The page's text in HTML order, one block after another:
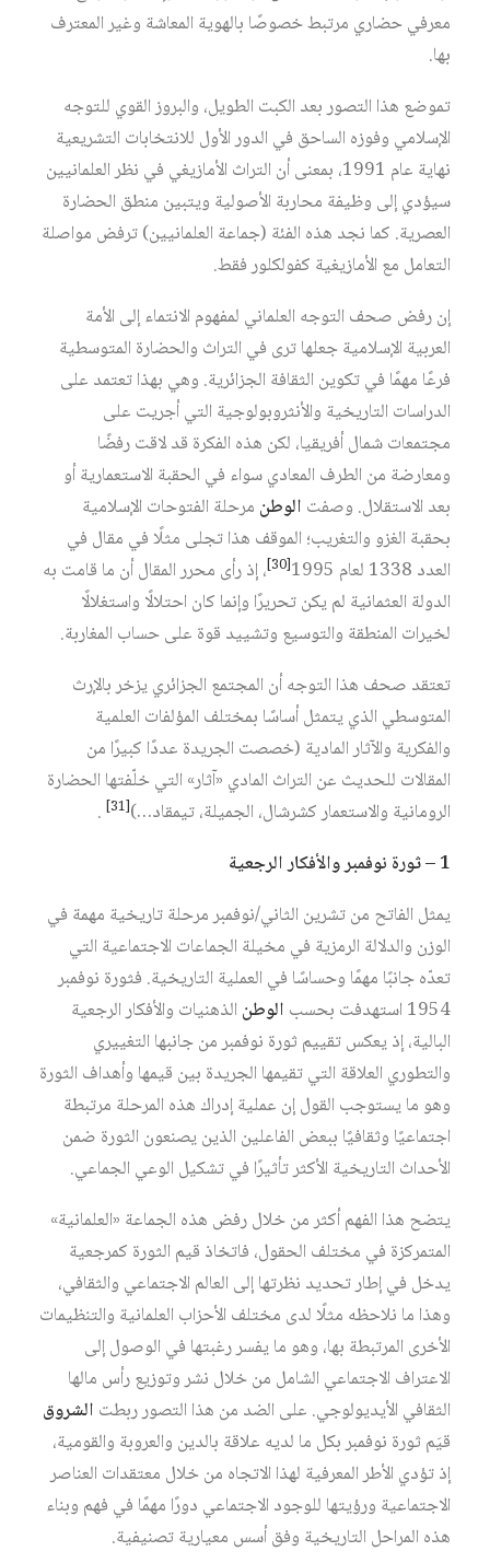
معرفي حضاري مرتبط خصوصًا بالهوية المعاشة وغير المعترف
بها.
تموضع هذا التصور بعد الكبت الطويل، والبروز القوي للتوجه
الإسلامي وفوزه الساحق في الدور الأول للانتخابات التشريعية
نهاية عام 1991، بمعنى أن التراث الأمازيغي في نظر العلمانيين
سيؤدي إلى وظيفة محاربة الأصولية ويتبين منطق الحضارة
العصرية. كما نجد هذه الفئة (جماعة العلمانيين) ترفض مواصلة
التعامل مع الأمازيغية كفولكلور فقط.
إن رفض صحف التوجه العلماني لمفهوم الانتماء إلى الأمة
العربية الإسلامية جعلها ترى في التراث والحضارة المتوسطية
فرعًا مهمًا في تكوين الثقافة الجزائرية. وهي بهذا تعتمد على
الدراسات التاريخية والأنثروبولوجية التي أجريت على
مجتمعات شمال أفريقيا، لكن هذه الفكرة قد لاقت رفضًا
ومعارضة من الطرف المعادي سواء في الحقبة الاستعمارية أو
بعد الاستقلال. وصفت الوطن مرحلة الفتوحات الإسلامية
بحقبة الغزو والتغريب؛ الموقف هذا تجلى مثلًا في مقال في
العدد 1338 لعام 1995‏
[30]
، إذ رأى محرر المقال أن ما قامت به
الدولة العثمانية لم يكن تحريرًا وإنما كان احتلالًا واستغلالًا
لخيرات المنطقة والتوسيع وتشييد قوة على حساب المغاربة.
تعتقد صحف هذا التوجه أن المجتمع الجزائري يزخر بالإرث
المتوسطي الذي يتمثل أساسًا بمختلف المؤلفات العلمية
والفكرية والآثار المادية (خصصت الجريدة عددًا كبيرًا من
المقالات للحديث عن التراث المادي «آثار» التي خلّفتها الحضارة
الرومانية والاستعمار كشرشال، الجميلة، تيمقاد…)‏[31]
.
1 – ثورة نوفمبر والأفكار الرجعية
يمثل الفاتح من تشرين الثاني/نوفمبر مرحلة تاريخية مهمة في
الوزن والدلالة الرمزية في مخيلة الجماعات الاجتماعية التي
تعدّه جانبًا مهمًا وحساسًا في العملية التاريخية. فثورة نوفمبر
1954 استهدفت بحسب
الوطن الذهنيات والأفكار الرجعية
البالية، إذ يعكس تقييم ثورة نوفمبر من جانبها التغييري
والتطوري العلاقة التي تقيمها الجريدة بين قيمها وأهداف الثورة
وهو ما يستوجب القول إن عملية إدراك هذه المرحلة مرتبطة
اجتماعيًا وثقافيًا ببعض الفاعلين الذين يصنعون الثورة ضمن
الأحداث التاريخية الأكثر تأثيرًا في تشكيل الوعي الجماعي.
يتضح هذا الفهم أكثر من خلال رفض هذه الجماعة «العلمانية»
المتمركزة في مختلف الحقول، فاتخاذ قيم الثورة كمرجعية
يدخل في إطار تحديد نظرتها إلى العالم الاجتماعي والثقافي،
وهذا ما نلاحظه مثلًا لدى مختلف الأحزاب العلمانية والتنظيمات
الأخرى المرتبطة بها، وهو ما يفسر رغبتها في الوصول إلى
الاعتراف الاجتماعي الشامل من خلال نشر وتوزيع رأس مالها
الثقافي الأيديولوجي. على الضد من هذا التصور ربطت الشروق
قيَم ثورة نوفمبر بكل ما لديه علاقة بالدين والعروبة والقومية،
إذ تؤدي الأطر المعرفية لهذا الاتجاه من خلال معتقدات العناصر
الاجتماعية ورؤيتها للوجود الاجتماعي دورًا مهمًا في فهم وبناء
هذه المراحل التاريخية وفق أسس معيارية تصنيفية.